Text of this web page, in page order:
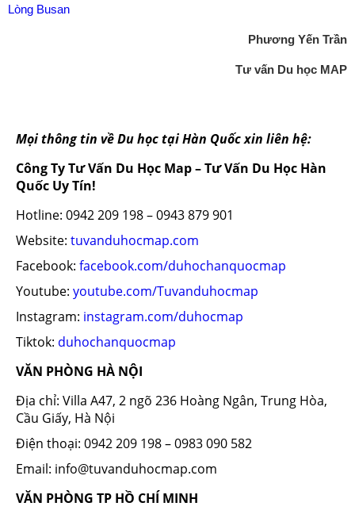
Lòng Busan
Phương Yến Trần
Tư vấn Du học MAP
Mọi thông tin về Du học tại Hàn Quốc xin liên hệ:
Công Ty Tư Vấn Du Học Map – Tư Vấn Du Học Hàn
Quốc Uy Tín!
Hotline: 0942 209 198 – 0943 879 901
Website: tuvanduhocmap.com
Facebook: facebook.com/duhochanquocmap
Youtube: youtube.com/Tuvanduhocmap
Instagram: instagram.com/duhocmap
Tiktok: duhochanquocmap
VĂN PHÒNG HÀ NỘI
Địa chỉ: Villa A47, 2 ngõ 236 Hoàng Ngân, Trung Hòa,
Cầu Giấy, Hà Nội
Điện thoại: 0942 209 198 – 0983 090 582
Email: info@tuvanduhocmap.com
VĂN PHÒNG TP HỒ CHÍ MINH